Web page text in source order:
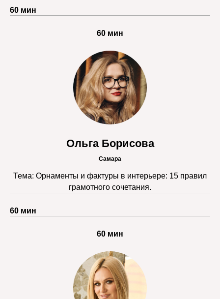
60 мин
60 мин
Ольга Борисова
Самара
Тема: Орнаменты и фактуры в интерьере: 15 правил
грамотного сочетания.
60 мин
60 мин